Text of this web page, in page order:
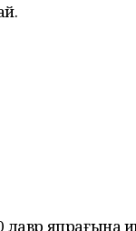
лавр япрағына